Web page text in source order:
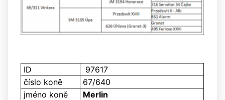
ID
97617
číslo koně
67/640
jméno koně
Merlin